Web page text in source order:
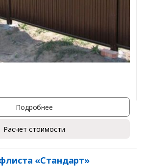
Подробнее
Расчет стоимости
«Стандарт»